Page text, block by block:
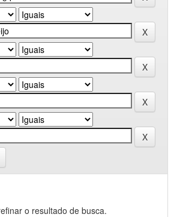
o resultado de busca.